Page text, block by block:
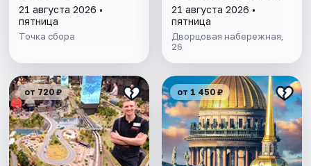
21 августа 2026 •
пятница
Точка сбора
21 августа 2026 •
пятница
Дворцовая набережная,
26
от 720 ₽ от 1 450 ₽